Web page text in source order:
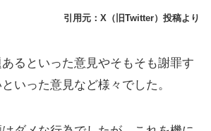
引用元：X（旧Twitter）投稿より
るといった意見やそもそも謝罪す
いった意見など様々でした。